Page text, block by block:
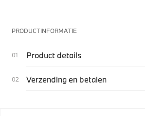
PRODUCTINFORMATIE
Product details
Verzending en betalen